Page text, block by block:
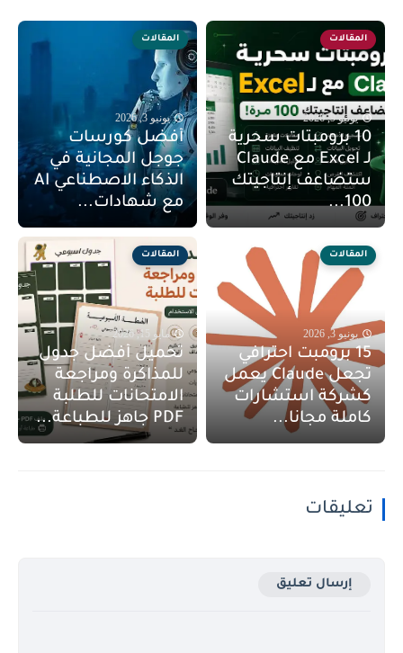
المقالات
يونيو 9, 2026
10 برومبتات سحرية
لـ Excel مع Claude
ستضاعف إنتاجيتك
100...
المقالات
يونيو 3, 2026
أفضل كورسات
جوجل المجانية في
الذكاء الاصطناعي AI
مع شهادات...
المقالات
يونيو 3, 2026
15 برومبت احترافي
تجعل Claude يعمل
كشركة استشارات
كاملة مجانا...
المقالات
مايو 15, 2026
تحميل أفضل جدول
للمذاكرة ومراجعة
الامتحانات للطلبة
PDF جاهز للطباعة...
تعليقات
إرسال تعليق